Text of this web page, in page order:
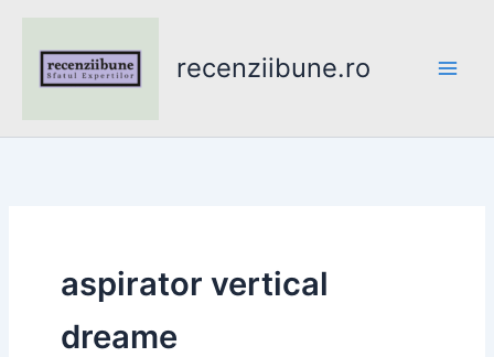
content
recenziibune.ro
aspirator vertical
dreame